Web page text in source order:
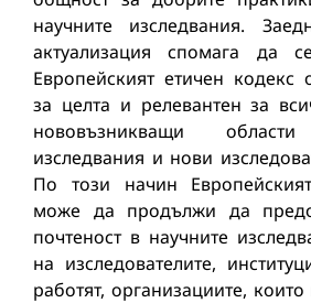
научните изследвания.
актуализация спомага да
Европейският етичен кодекс
за целта и релевантен за
нововъзникващи
изследвания и нови
По този начин
може да продължи да
почтеност в научните
на изследователите,
работят, организациите,